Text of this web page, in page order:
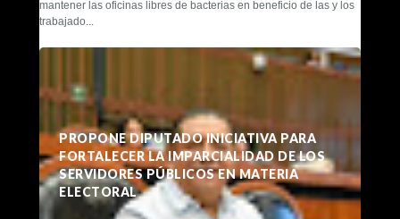
mantener las oficinas libres de bacterias en beneficio de las y los
trabajado...
PROPONE DIPUTADO INICIATIVA PARA
FORTALECER LA IMPARCIALIDAD DE LOS
SERVIDORES PÚBLICOS EN MATERIA
ELECTORAL